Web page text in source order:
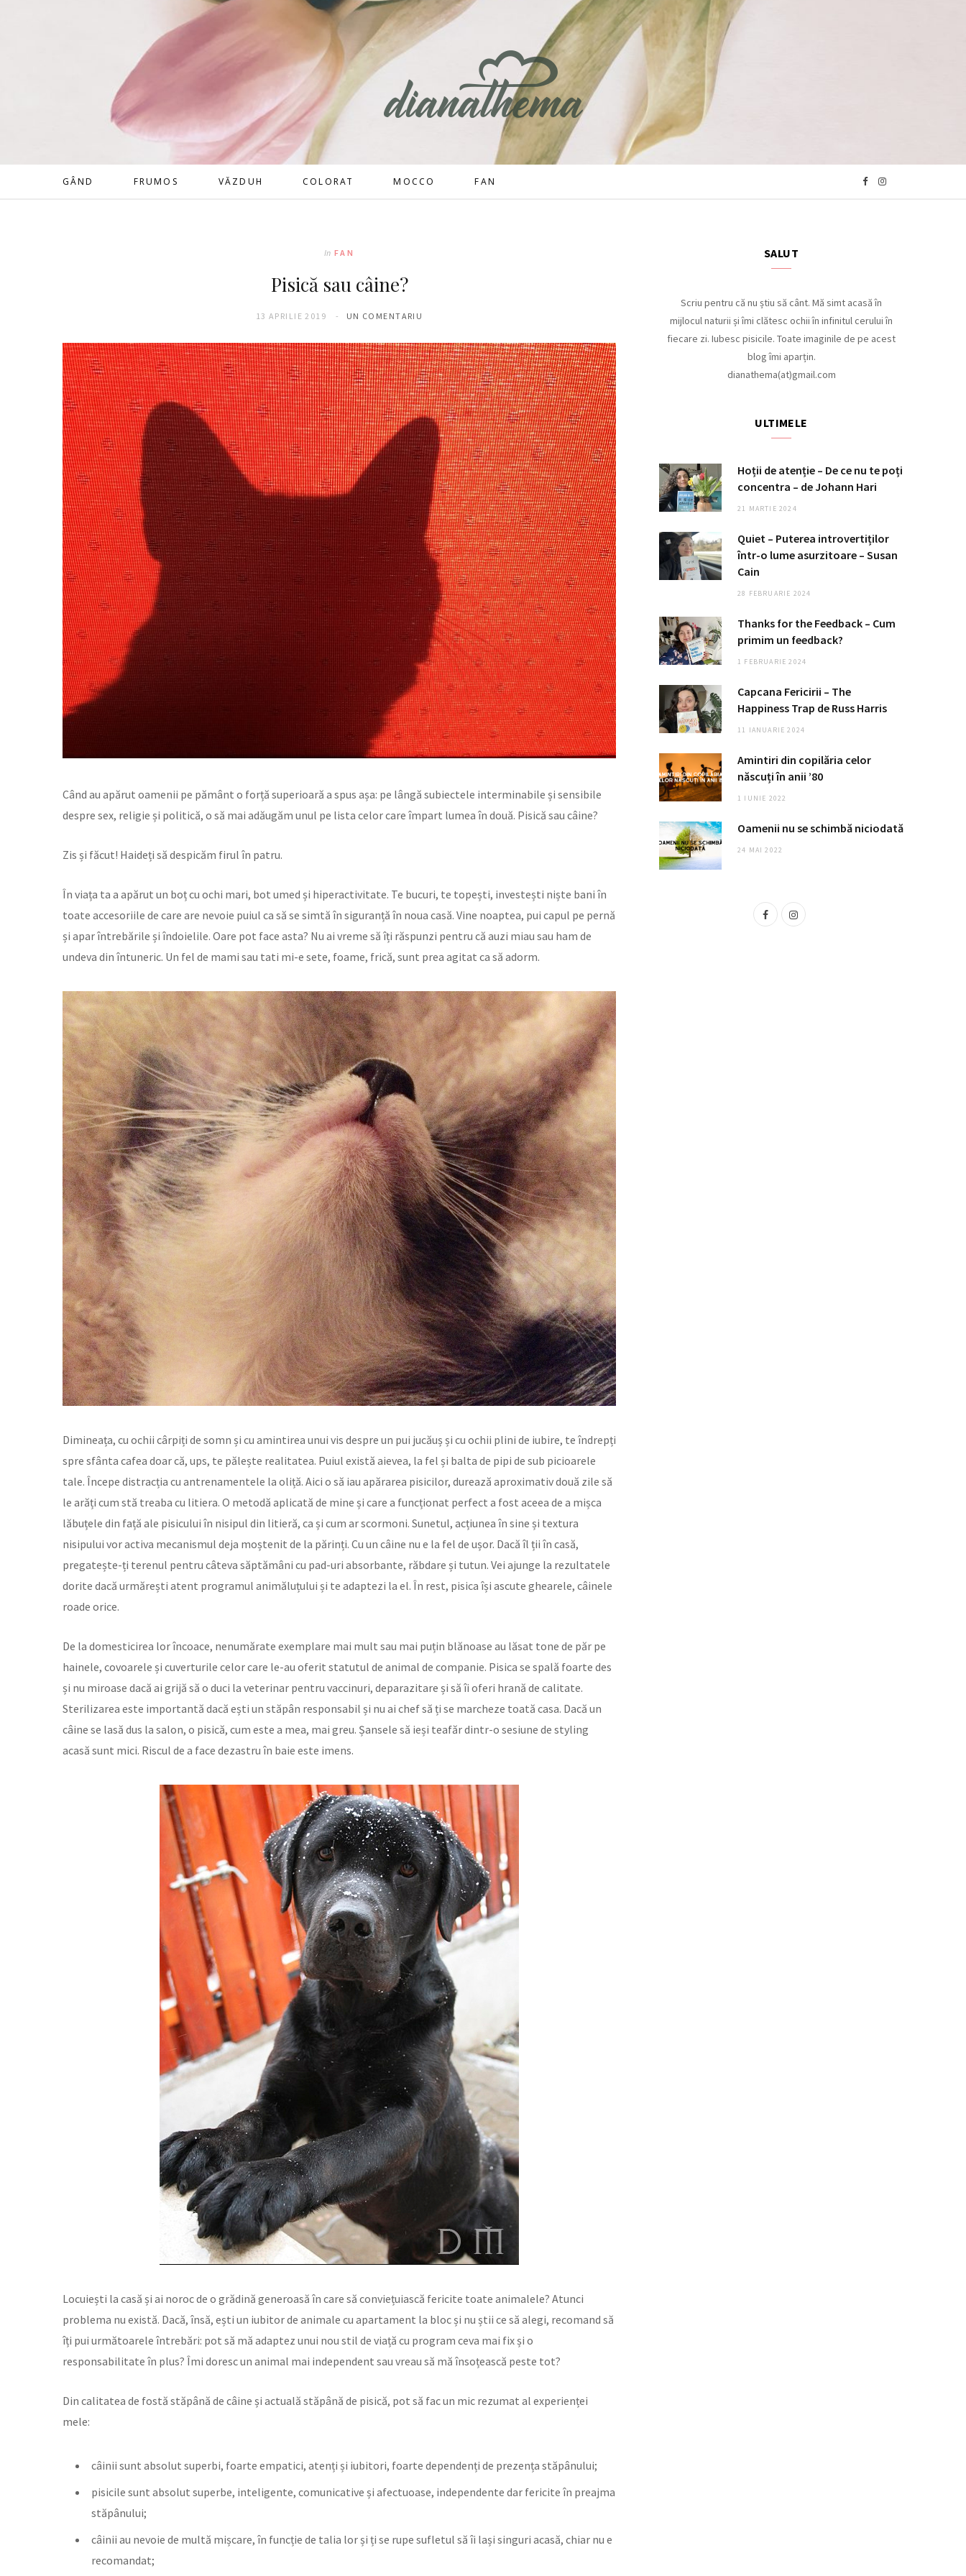
F
b
I
a
GÂND FRUMOS VĂZDUH COLORAT MOCCO FAN
In FAN
Pisică sau câine?
13 APRILIE 2019 UN COMENTARIU
Când au apărut oamenii pe pământ o forță superioară a spus așa: pe lângă subiectele interminabile și sensibile
despre sex, religie și politică, o să mai adăugăm unul pe lista celor care împart lumea în două. Pisică sau câine?
Zis și făcut! Haideți să despicăm firul în patru.
În viața ta a apărut un boț cu ochi mari, bot umed și hiperactivitate. Te bucuri, te topești, investești niște bani în
toate accesoriile de care are nevoie puiul ca să se simtă în siguranță în noua casă. Vine noaptea, pui capul pe pernă
și apar întrebările și îndoielile. Oare pot face asta? Nu ai vreme să îți răspunzi pentru că auzi miau sau ham de
undeva din întuneric. Un fel de mami sau tati mi-e sete, foame, frică, sunt prea agitat ca să adorm.
Dimineața, cu ochii cârpiți de somn și cu amintirea unui vis despre un pui jucăuș și cu ochii plini de iubire, te îndrepți
spre sfânta cafea doar că, ups, te pălește realitatea. Puiul există aievea, la fel și balta de pipi de sub picioarele
tale. Începe distracția cu antrenamentele la oliță. Aici o să iau apărarea pisicilor, durează aproximativ două zile să
le arăți cum stă treaba cu litiera. O metodă aplicată de mine și care a funcționat perfect a fost aceea de a mișca
lăbuțele din față ale pisicului în nisipul din litieră, ca și cum ar scormoni. Sunetul, acțiunea în sine și textura
nisipului vor activa mecanismul deja moștenit de la părinți. Cu un câine nu e la fel de ușor. Dacă îl ții în casă,
pregatește-ți terenul pentru câteva săptămâni cu pad-uri absorbante, răbdare și tutun. Vei ajunge la rezultatele
dorite dacă urmărești atent programul animăluțului și te adaptezi la el. În rest, pisica își ascute ghearele, câinele
roade orice.
De la domesticirea lor încoace, nenumărate exemplare mai mult sau mai puțin blănoase au lăsat tone de păr pe
hainele, covoarele și cuverturile celor care le-au oferit statutul de animal de companie. Pisica se spală foarte des
și nu miroase dacă ai grijă să o duci la veterinar pentru vaccinuri, deparazitare și să îi oferi hrană de calitate.
Sterilizarea este importantă dacă ești un stăpân responsabil și nu ai chef să ți se marcheze toată casa. Dacă un
câine se lasă dus la salon, o pisică, cum este a mea, mai greu. Șansele să ieși teafăr dintr-o sesiune de styling
acasă sunt mici. Riscul de a face dezastru în baie este imens.
Locuiești la casă și ai noroc de o grădină generoasă în care să conviețuiască fericite toate animalele? Atunci
problema nu există. Dacă, însă, ești un iubitor de animale cu apartament la bloc și nu știi ce să alegi, recomand să
îți pui următoarele întrebări: pot să mă adaptez unui nou stil de viață cu program ceva mai fix și o
responsabilitate în plus? Îmi doresc un animal mai independent sau vreau să mă însoțească peste tot?
Din calitatea de fostă stăpână de câine și actuală stăpână de pisică, pot să fac un mic rezumat al experienței
mele:
câinii sunt absolut superbi, foarte empatici, atenți și iubitori, foarte dependenți de prezența stăpânului;
pisicile sunt absolut superbe, inteligente, comunicative și afectuoase, independente dar fericite în preajma
stăpânului;
câinii au nevoie de multă mișcare, în funcție de talia lor și ți se rupe sufletul să îi lași singuri acasă, chiar nu e
recomandat;
SALUT
Scriu pentru că nu știu să cânt. Mă simt acasă în
mijlocul naturii și îmi clătesc ochii în infinitul cerului în
fiecare zi. Iubesc pisicile. Toate imaginile de pe acest
blog îmi aparțin.
dianathema(at)gmail.com
ULTIMELE
Hoții de atenție – De ce nu te poți
concentra – de Johann Hari
21 MARTIE 2024
Quiet – Puterea introvertiților
într-o lume asurzitoare – Susan
Cain
28 FEBRUARIE 2024
Thanks for the Feedback – Cum
primim un feedback?
1 FEBRUARIE 2024
Capcana Fericirii – The
Happiness Trap de Russ Harris
11 IANUARIE 2024
Amintiri din copilăria celor
născuți în anii ’80
1 IUNIE 2022
Oamenii nu se schimbă niciodată
24 MAI 2022
F
I